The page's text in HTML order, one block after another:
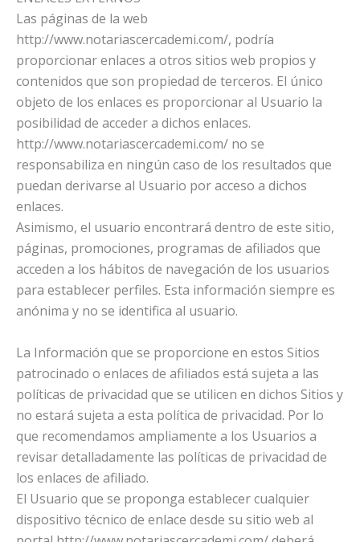
Las páginas de la web
http://www.notariascercademi.com/, podría
proporcionar enlaces a otros sitios web propios y
contenidos que son propiedad de terceros. El único
objeto de los enlaces es proporcionar al Usuario la
posibilidad de acceder a dichos enlaces.
http://www.notariascercademi.com/ no se
responsabiliza en ningún caso de los resultados que
puedan derivarse al Usuario por acceso a dichos
enlaces.
Asimismo, el usuario encontrará dentro de este sitio,
páginas, promociones, programas de afiliados que
acceden a los hábitos de navegación de los usuarios
para establecer perfiles. Esta información siempre es
anónima y no se identifica al usuario.
La Información que se proporcione en estos Sitios
patrocinado o enlaces de afiliados está sujeta a las
políticas de privacidad que se utilicen en dichos Sitios y
no estará sujeta a esta política de privacidad. Por lo
que recomendamos ampliamente a los Usuarios a
revisar detalladamente las políticas de privacidad de
los enlaces de afiliado.
El Usuario que se proponga establecer cualquier
dispositivo técnico de enlace desde su sitio web al